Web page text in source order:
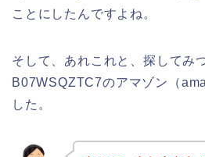
ことにしたんですよね。
そして、あれこれと、探してみ
B07WSQZTC7のアマゾン（
した。